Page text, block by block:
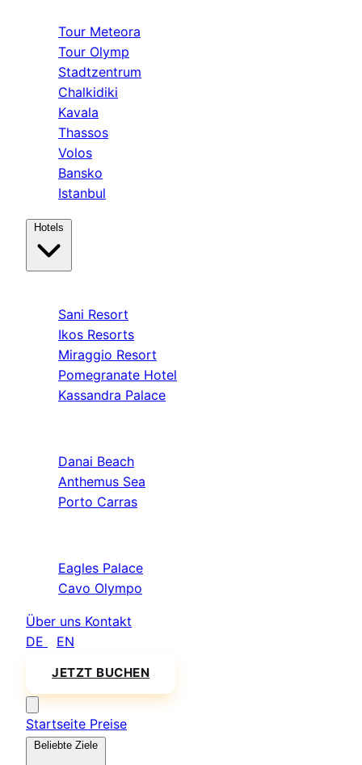
Tour Meteora
Tour Olymp
Stadtzentrum
Chalkidiki
Kavala
Thassos
Volos
Bansko
Istanbul
Sani Resort
Ikos Resorts
Miraggio Resort
Pomegranate Hotel
Kassandra Palace
Danai Beach
Anthemus Sea
Porto Carras
Eagles Palace
Cavo Olympo
Über uns Kontakt
DE
EN
JETZT BUCHEN
Startseite Preise
Beliebte Ziele